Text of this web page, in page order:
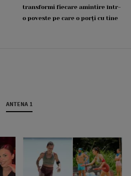
transformi fiecare amintire într-
o poveste pe care o porți cu tine
ANTENA 1